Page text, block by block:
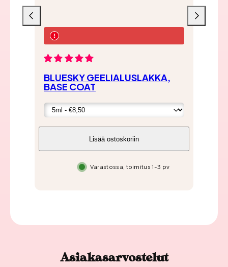
BLUESKY GEELIALUSLAKKA,
BASE COAT
Lisää ostoskoriin
Varastossa, toimitus 1-3 pv
Liu'uta
vasemmalle
Liu'uta
oikealle
Asiakasarvostelut